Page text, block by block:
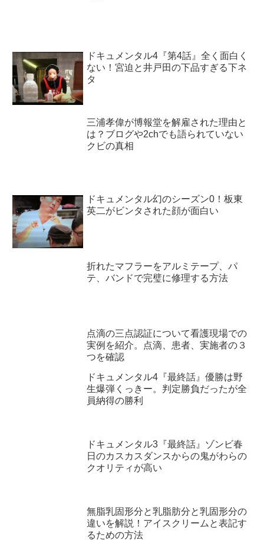
ドキュメンタル4『第4話』全く面白く
ない！宮迫と井戸田の下品すぎる下ネ
タ
三浦孝偉が博報堂を解雇された理由と
は？ブログや2chでも語られていない
クビの真相
ドキュメンタル幻のシーズン0！板東
英二がビンタされた顔が面白い
折れたマフラーをアルミテープ、パ
テ、バンドで完璧に修理する方法
点滴の三点認証について看護現場での
実例を紹介。点滴、患者、実施者の３
つを確認
ドキュメンタル4『最終話』優勝は野
生爆弾くっきー。判定勝負だったが全
員納得の勝利
ドキュメンタル3『最終話』ゾンビ春
日のカスカスダンスからの鬼がわらの
クオリティが高い
無脂乳固形分と乳脂肪分と乳固形分の
違いを解説！アイスクリームと表記す
るための方法